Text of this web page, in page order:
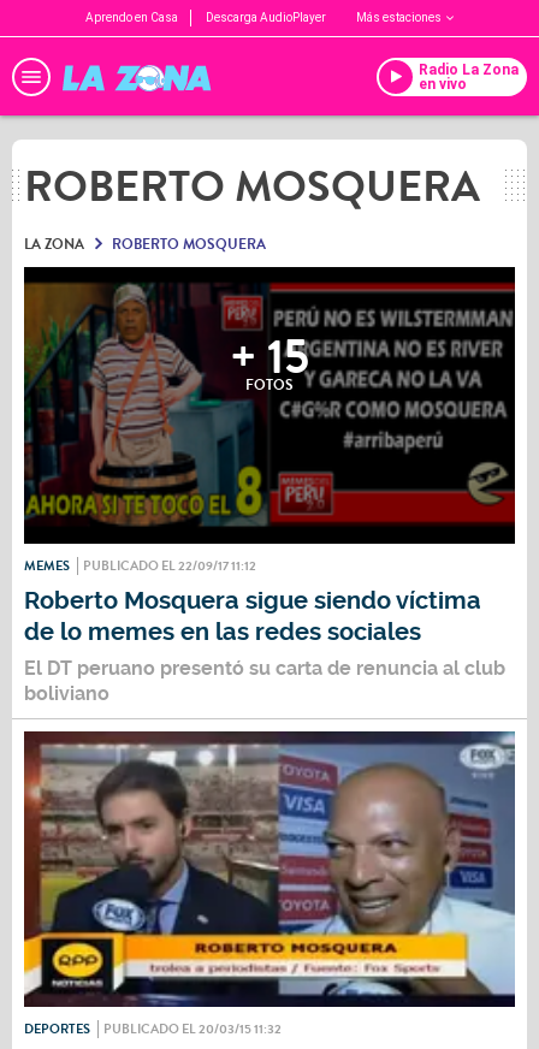
Aprendo en Casa Descarga AudioPlayer Más estaciones
Radio La Zona
en vivo
ROBERTO MOSQUERA
LA ZONA ROBERTO MOSQUERA
+ 15
FOTOS
MEMES PUBLICADO EL 22/09/17 11:12
Roberto Mosquera sigue siendo víctima
de lo memes en las redes sociales
El DT peruano presentó su carta de renuncia al club
boliviano
DEPORTES PUBLICADO EL 20/03/15 11:32